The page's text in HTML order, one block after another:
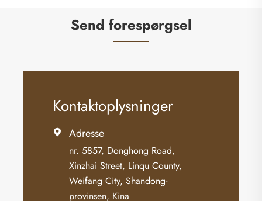
Send forespørgsel
Kontaktoplysninger
 Adresse
nr. 5857, Donghong Road,
Xinzhai Street, Linqu County,
Weifang City, Shandong-
provinsen, Kina